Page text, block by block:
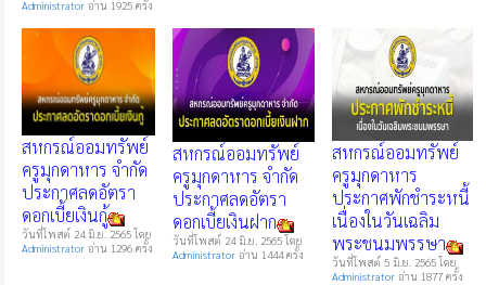
Administrator อ่าน 1925 ครั้ง
สหกรณ์ออมทรัพย์
ครูมุกดาหาร จำกัด
ประกาศลดอัตรา
ดอกเบี้ยเงินกู้
วันที่โพสต์ 24 มิ.ย. 2565 โดย
Administrator อ่าน 1296 ครั้ง
สหกรณ์ออมทรัพย์
ครูมุกดาหาร จำกัด
ประกาศลดอัตรา
ดอกเบี้ยเงินฝาก
วันที่โพสต์ 24 มิ.ย. 2565 โดย
Administrator อ่าน 1444 ครั้ง
สหกรณ์ออมทรัพย์
ครูมุกดาหาร
ประกาศพักชำระหนี้
เนื่องในวันเฉลิม
พระชนมพรรษา
วันที่โพสต์ 5 มิ.ย. 2565 โดย
Administrator อ่าน 1877 ครั้ง